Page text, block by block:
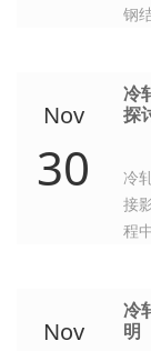
钢
Nov
30
冷
探
冷
接
程
Nov
冷
明